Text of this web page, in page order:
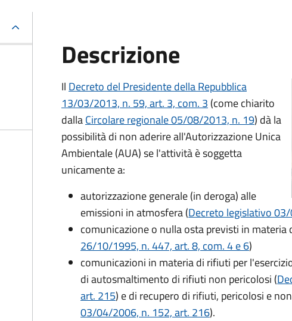
Descrizione
Il Decreto del Presidente della Repubblica
13/03/2013, n. 59, art. 3, com. 3 (come chiarito
dallaCircolare regionale 05/08/2013, n. 19) dà la
possibilità di non aderire all'Autorizzazione Unica
Ambientale (AUA) se l'attività è soggetta
unicamente a:
autorizzazione generale (in deroga) alle
emissioni in atmosfera (Decreto legislativo
comunicazione o nulla osta previsti in
26/10/1995, n. 447, art. 8, com. 4 e 6)
comunicazioni in materia di rifiuti per
di autosmaltimento di rifiuti non pericolosi (
art. 215) e di recupero di rifiuti, pericolosi e
03/04/2006, n. 152, art. 216).